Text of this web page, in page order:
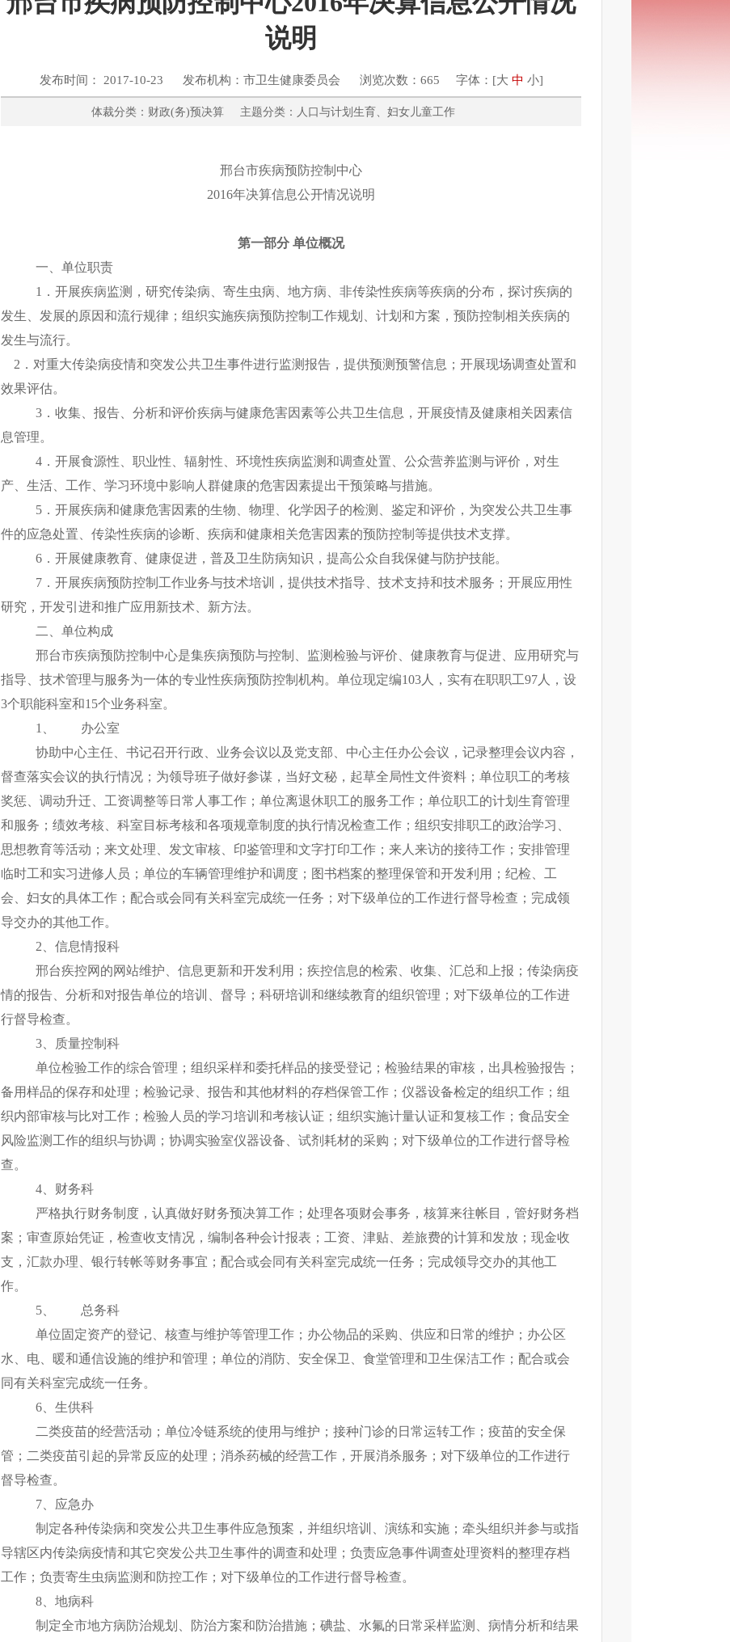
说明
发布时间： 2017-10-23 发布机构：市卫生健康委员会 浏览次数：665 字体：[大 中 小]
体裁分类：财政(务)预决算 主题分类：人口与计划生育、妇女儿童工作
邢台市疾病预防控制中心
2016年决算信息公开情况说明
第一部分 单位概况
一、单位职责
1 ．开展疾病监测，研究传染病、寄生虫病、地方病、非传染性疾病等疾病的分布，探讨疾病的
发生、发展的原因和流行规律；组织实施疾病预防控制工作规划、计划和方案，预防控制相关疾病的
发生与流行。
2 ．对重大传染病疫情和突发公共卫生事件进行监测报告，提供预测预警信息；开展现场调查处置和
效果评估。
3．收集、报告、分析和评价疾病与健康危害因素等公共卫生信息，开展疫情及健康相关因素信
息管理。
4．开展食源性、职业性、辐射性、环境性疾病监测和调查处置、公众营养监测与评价，对生
产、生活、工作、学习环境中影响人群健康的危害因素提出干预策略与措施。
5．开展疾病和健康危害因素的生物、物理、化学因子的检测、鉴定和评价，为突发公共卫生事
件的应急处置、传染性疾病的诊断、疾病和健康相关危害因素的预防控制等提供技术支撑。
6．开展健康教育、健康促进，普及卫生防病知识，提高公众自我保健与防护技能。
7．开展疾病预防控制工作业务与技术培训，提供技术指导、技术支持和技术服务；开展应用性
研究，开发引进和推广应用新技术、新方法。
二、单位构成
邢台市疾病预防控制中心是集疾病预防与控制、监测检验与评价、健康教育与促进、应用研究与
指导、技术管理与服务为一体的专业性疾病预防控制机构。单位现定编103人，实有在职职工97人，设
3个职能科室和15个业务科室。
1、
办公室
协助中心主任、书记召开行政、业务会议以及党支部、中心主任办公会议，记录整理会议内容，
督查落实会议的执行情况；为领导班子做好参谋，当好文秘，起草全局性文件资料；单位职工的考核
奖惩、调动升迁、工资调整等日常人事工作；单位离退休职工的服务工作；单位职工的计划生育管理
和服务；绩效考核、科室目标考核和各项规章制度的执行情况检查工作；组织安排职工的政治学习、
思想教育等活动；来文处理、发文审核、印鉴管理和文字打印工作；来人来访的接待工作；安排管理
临时工和实习进修人员；单位的车辆管理维护和调度；图书档案的整理保管和开发利用；纪检、工
会、妇女的具体工作；配合或会同有关科室完成统一任务；对下级单位的工作进行督导检查；完成领
导交办的其他工作。
2 、信息情报科
邢台疾控网的网站维护、信息更新和开发利用；疾控信息的检索、收集、汇总和上报；传染病疫
情的报告、分析和对报告单位的培训、督导；科研培训和继续教育的组织管理；对下级单位的工作进
行督导检查。
3、质量控制科
单位检验工作的综合管理；组织采样和委托样品的接受登记；检验结果的审核，出具检验报告；
备用样品的保存和处理；检验记录、报告和其他材料的存档保管工作；仪器设备检定的组织工作；组
织内部审核与比对工作；检验人员的学习培训和考核认证；组织实施计量认证和复核工作；食品安全
风险监测工作的组织与协调；协调实验室仪器设备、试剂耗材的采购；对下级单位的工作进行督导检
查。
4、财务科
严格执行财务制度，认真做好财务预决算工作；处理各项财会事务，核算来往帐目，管好财务档
案；审查原始凭证，检查收支情况，编制各种会计报表；工资、津贴、差旅费的计算和发放；现金收
支，汇款办理、银行转帐等财务事宜；配合或会同有关科室完成统一任务；完成领导交办的其他工
作。
5、
总务科
单位固定资产的登记、核查与维护等管理工作；办公物品的采购、供应和日常的维护；办公区
水、电、暖和通信设施的维护和管理；单位的消防、安全保卫、食堂管理和卫生保洁工作；配合或会
同有关科室完成统一任务。
6、生供科
二类疫苗的经营活动；单位冷链系统的使用与维护；接种门诊的日常运转工作；疫苗的安全保
管；二类疫苗引起的异常反应的处理；消杀药械的经营工作，开展消杀服务；对下级单位的工作进行
督导检查。
7、应急办
制定各种传染病和突发公共卫生事件应急预案，并组织培训、演练和实施；牵头组织并参与或指
导辖区内传染病疫情和其它突发公共卫生事件的调查和处理；负责应急事件调查处理资料的整理存档
工作；负责寄生虫病监测和防控工作；对下级单位的工作进行督导检查。
8、地病科
制定全市地方病防治规划、防治方案和防治措施；碘盐、水氟的日常采样监测、病情分析和结果